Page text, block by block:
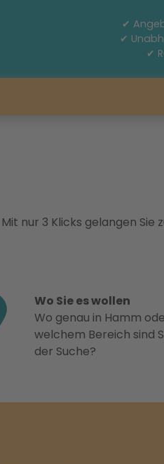
✔
✔
✔
nur 3 Klicks gelangen Sie
Wo Sie es wollen
Wo genau in Hamm
welchem Bereich sind
der Suche?